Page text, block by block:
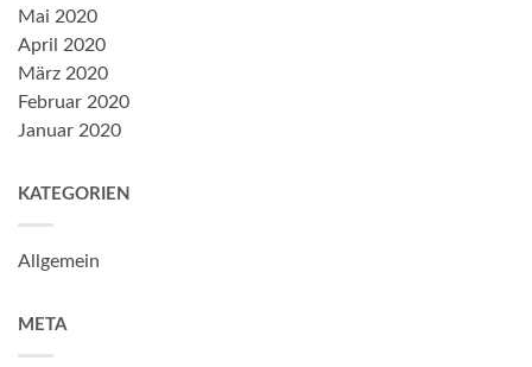
Mai 2020
April 2020
März 2020
Februar 2020
Januar 2020
KATEGORIEN
Allgemein
META